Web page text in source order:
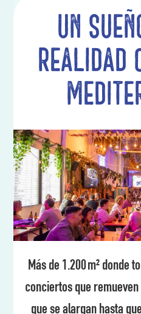
Un
realidad
Más de 1.200 m² donde
conciertos que
que se alargan hasta